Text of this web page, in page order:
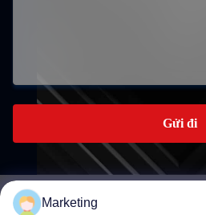
Gửi đi
Marketing